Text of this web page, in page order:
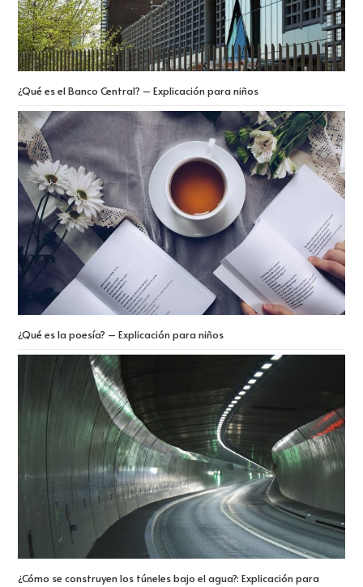
¿Qué es el Banco Central? – Explicación para niños
¿Qué es la poesía? – Explicación para niños
¿Cómo se construyen los túneles bajo el agua?: Explicación para